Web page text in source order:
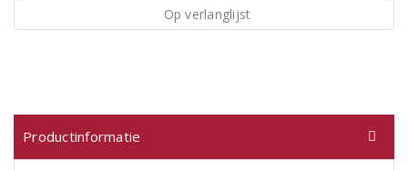
Op verlanglijst
Productinformatie